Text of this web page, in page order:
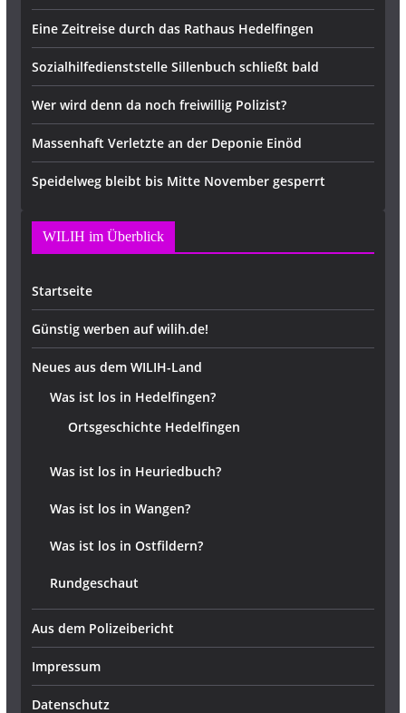
Eine Zeitreise durch das Rathaus Hedelfingen
Sozialhilfedienststelle Sillenbuch schließt bald
Wer wird denn da noch freiwillig Polizist?
Massenhaft Verletzte an der Deponie Einöd
Speidelweg bleibt bis Mitte November gesperrt
WILIH im Überblick
Startseite
Günstig werben auf wilih.de!
Neues aus dem WILIH-Land
Was ist los in Hedelfingen?
Ortsgeschichte Hedelfingen
Was ist los in Heuriedbuch?
Was ist los in Wangen?
Was ist los in Ostfildern?
Rundgeschaut
Aus dem Polizeibericht
Impressum
Datenschutz